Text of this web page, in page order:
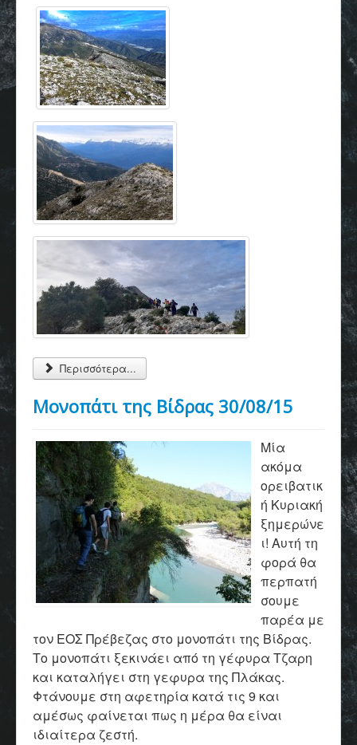
Περισσότερα...
Μονοπάτι της Βίδρας 30/08/15
Μία
ακόμα
ορειβατικ
ή Κυριακή
ξημερώνε
ι! Αυτή τη
φορά θα
περπατή
σουμε
παρέα με
τον ΕΟΣ Πρέβεζας στο μονοπάτι της Βίδρας.
Το μονοπάτι ξεκινάει από τη γέφυρα Τζαρη
και καταλήγει στη γεφυρα της Πλάκας.
Φτάνουμε στη αφετηρία κατά τις 9 και
αμέσως φαίνεται πως η μέρα θα είναι
ιδιαίτερα ζεστή.